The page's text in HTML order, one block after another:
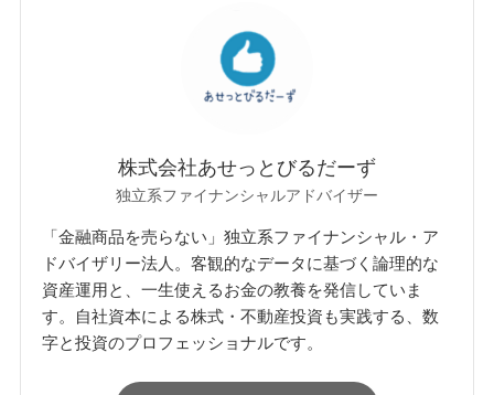
株式会社あせっとびるだーず
独立系ファイナンシャルアドバイザー
「金融商品を売らない」独立系ファイナンシャル・ア
ドバイザリー法人。客観的なデータに基づく論理的な
資産運用と、一生使えるお金の教養を発信していま
す。自社資本による株式・不動産投資も実践する、数
字と投資のプロフェッショナルです。